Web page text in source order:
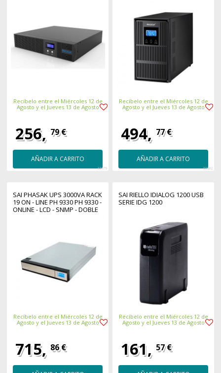
Recíbelo entre el Miércoles 12 de
Agosto y el Jueves 13 de Agosto
256, 79 €
AÑADIR A CARRITO
33479
Recíbelo entre el Miércoles 12 de
Agosto y el Jueves 13 de Agosto
494, 77 €
AÑADIR A CARRITO
33482
SAI PHASAK UPS 3000VA RACK
19 ON - LINE PH 9330 PH 9330 -
ONLINE - LCD - SNMP - DOBLE
Recíbelo entre el Miércoles 12 de
Agosto y el Jueves 13 de Agosto
715, 86 €
SAI RIELLO IDIALOG 1200 USB
SERIE IDG 1200
Recíbelo entre el Miércoles 12 de
Agosto y el Jueves 13 de Agosto
161, 57 €